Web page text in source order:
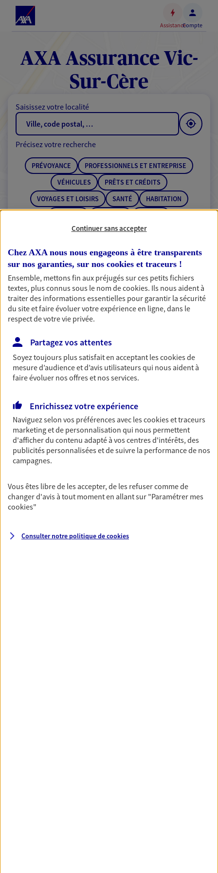
Accéder
contenu
principal
Accéder
au
de
AssistanceCompte
AXA Assurance Vic-
Sur-Cère
Saisissez votre localité
Précisez votre recherche
PRÉVOYANCE
PROFESSIONNELS ET ENTREPRISE
VÉHICULES
PRÊTS ET CRÉDITS
VOYAGES ET LOISIRS
SANTÉ
HABITATION
1 résultat correspond à votre
recherche
Passer les
résultats
Liste
Damien Planche
France
11 Av Max Mabit Fournier, 15800 Vic Sur Cere
Horaires : Fermé
Ouvre le 11 août à 09:00
NOUS CONTACTER
N° Orias * (orias.fr) : 22003959
Continuer sans accepter
Chez AXA nous nous engageons à être transparents
sur nos garanties, sur nos cookies et traceurs !
Ensemble, mettons fin aux préjugés sur ces petits fichiers
textes, plus connus sous le nom decookies. Ils nous aident à
traiter des informations essentielles pour garantir la sécurité
du site et faire évoluer votre expérience en ligne, dans le
respect de votre vie privée.
Partagez vos attentes
Soyez toujours plus satisfait en acceptant lescookiesde
mesure d’audience et d’avis utilisateurs qui nous aident à
faire évoluer nos offres et nos services.
Enrichissez votre expérience
Naviguez selon vos préférences avec lescookies et traceurs
marketing et de personnalisation qui nous permettent
d'afficher du contenu adapté à vos centres d'intérêts, des
publicités personnalisées et de suivre la performance de nos
campagnes.
Vous êtes libre de les accepter, de les refuser comme de
changer d'avis à tout moment en allant sur "Paramétrer mes
cookies"
Consulter notre politique decookies